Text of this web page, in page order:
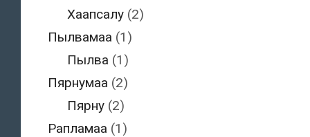
Хаапсалу (2)
Пылвамаа (1)
Пылва (1)
Пярнумаа (2)
Пярну (2)
Рапламаа (1)